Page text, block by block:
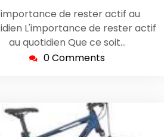
de rester actif au
L'importance de rester actif
au quotidien Que ce soit…
0 Comments